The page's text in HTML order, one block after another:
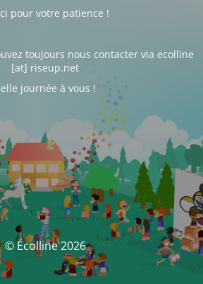
pour votre patience !
toujours nous contacter via ecolline
[at] riseup.net
journée à vous !
© Écolline 2026